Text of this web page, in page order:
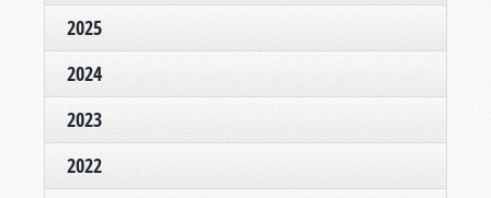
2025
2024
2023
2022